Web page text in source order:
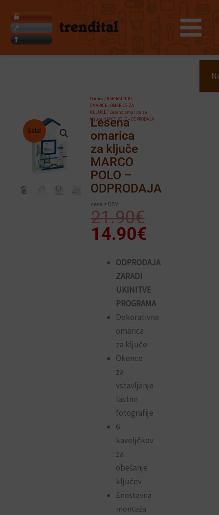
content
Sale!
Lesena
omarica
za ključe
MARCO
POLO –
ODPRODAJA
Domov/ NABIRALNIKI
OMARICE/OMARICE ZA
KLJUČE/ Lesena omarica za
ključe MARCO POLO – ODPRODAJA
cena z DDV:
21.90€
Izvirna
cena
bila:
21.90€.
14.90€
14.90€.
ODPRODAJA
ZARADI
UKINITVE
PROGRAMA
Dekorativna
omarica
za ključe
Okence
za
vstavljanje
lastne
fotografije
6
kaveljčkov
za
obešanje
ključev
Enostavna
montaža